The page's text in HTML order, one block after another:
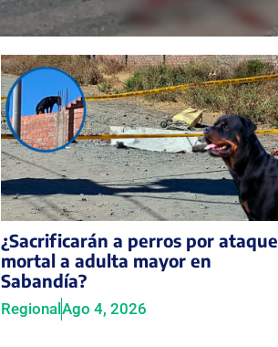
¿Sacrificarán a perros por ataque
mortal a adulta mayor en
Sabandía?
RegionalAgo 4, 2026